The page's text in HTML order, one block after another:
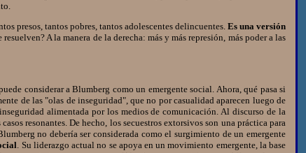
presos, tantos pobres, tantos adolescentes delincuentes. Es una versión
A la manera de la derecha: más y más represión, más poder a las
considerar a Blumberg como un emergente social. Ahora, qué pasa si
de las "olas de inseguridad", que no por casualidad aparecen luego de
alimentada por los medios de comunicación. Al discurso de la
resonantes. De hecho, los secuestros extorsivos son una práctica para
no debería ser considerada como el surgimiento de un emergente
. Su liderazgo actual no se apoya en un movimiento emergente, la base